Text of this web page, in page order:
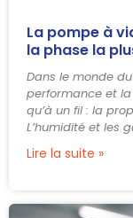
La pompe à
la phase la
Dans le monde
performance et
qu’à un fil : la
L’humidité et les
Lire la suite »